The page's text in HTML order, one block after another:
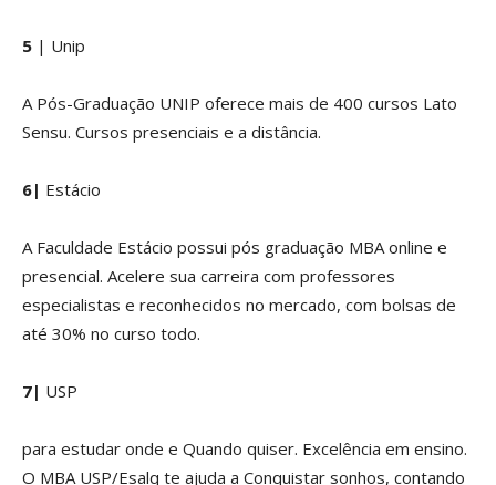
5 | Unip
A Pós-Graduação UNIP oferece mais de 400 cursos Lato
Sensu. Cursos presenciais e a distância.
6| Estácio
A Faculdade Estácio possui pós graduação MBA online e
presencial. Acelere sua carreira com professores
especialistas e reconhecidos no mercado, com bolsas de
até 30% no curso todo.
7| USP
para estudar onde e Quando quiser. Excelência em ensino.
O MBA USP/Esalq te ajuda a Conquistar sonhos, contando